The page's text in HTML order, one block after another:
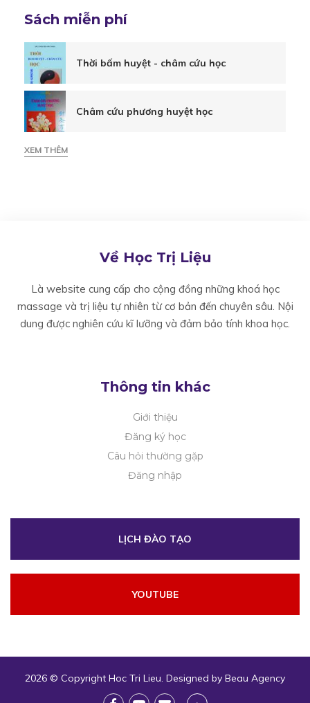
thoát
vị
đĩa
sống
thắt
phương
châm,
bóp
Sách miễn phí
Thời bấm huyệt - châm cứu học
Châm cứu phương huyệt học
XEM THÊM
Về Học Trị Liệu
Là website cung cấp cho cộng đồng những khoá học
massage và trị liệu tự nhiên từ cơ bản đến chuyên sâu. Nội
dung được nghiên cứu kĩ lưỡng và đảm bảo tính khoa học.
Thông tin khác
Giới thiệu
Đăng ký học
Câu hỏi thường gặp
Đăng nhập
LỊCH ĐÀO TẠO
YOUTUBE
2026 © Copyright Hoc Tri Lieu. Designed by Beau Agency